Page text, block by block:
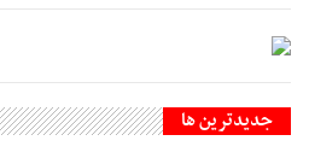
جديدترين ها